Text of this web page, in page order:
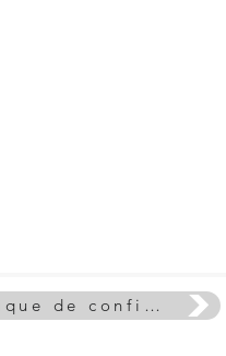
Politique de confidentialité